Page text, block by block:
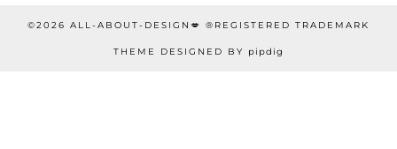
©2026 ALL-ABOUT-DESIGN💋 ®REGISTERED TRADEMARK
THEME DESIGNED BY pipdig